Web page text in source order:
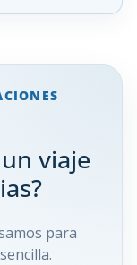
viaje
para